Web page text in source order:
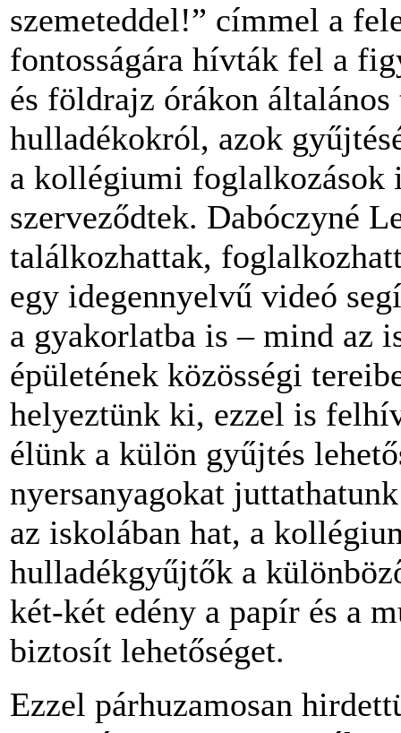
szemeteddel!” címmel a
fontosságára hívták fel a
és földrajz órákon
hulladékokról, azok
a kollégiumi foglalkozások
szerveződtek. Dabóczyné
találkozhattak,
egy idegennyelvű videó
a gyakorlatba is – mind az
épületének közösségi
helyeztünk ki, ezzel is
élünk a külön gyűjtés
nyersanyagokat
az iskolában hat, a
hulladékgyűjtők a
két-két edény a papír és a
biztosít lehetőséget.
Ezzel párhuzamosan